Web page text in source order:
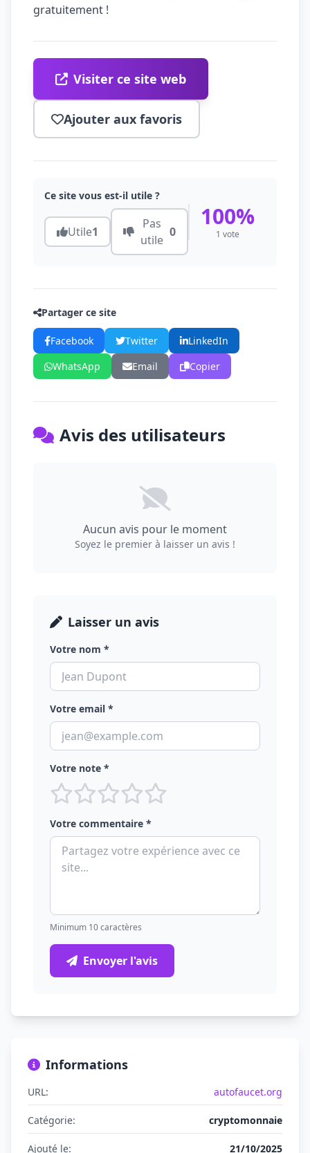
gratuitement !
Visiter ce site web
Ajouter aux favoris
Ce site vous est-il utile ?
Utile1
Pas
utile
0
100%
1 vote
Partager ce site
Facebook Twitter
LinkedIn
WhatsApp
Email Copier
Avis des utilisateurs
Aucun avis pour le moment
Soyez le premier à laisser un avis !
Laisser un avis
Votre nom *
Votre email *
Votre note *
Votre commentaire *
Minimum 10 caractères
Envoyer l'avis
Informations
URL: autofaucet.org
Catégorie: cryptomonnaie
Ajouté le: 21/10/2025